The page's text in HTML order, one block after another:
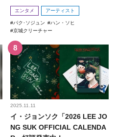
エンタメ アーティスト
パク･ソジュン
ハン・ソヒ
京城クリーチャー
2025.11.11
イ・ジョンソク「2026 LEE JO
NG SUK OFFICIAL CALENDA